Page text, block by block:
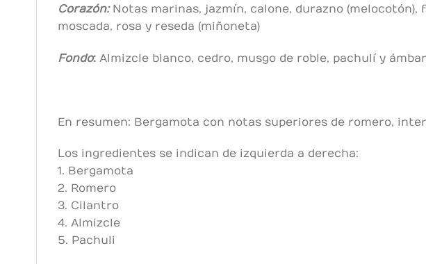
Corazón:Notas marinas, jazmín, calone, durazno
moscada, rosa y reseda (miñoneta)
Fondo: Almizcle blanco, cedro, musgo de roble, pachulí y
En resumen: Bergamota con notas superiores de romero,
Los ingredientes se indican de izquierda a derecha:
1. Bergamota
2. Romero
3. Cilantro
4. Almizcle
5. Pachuli